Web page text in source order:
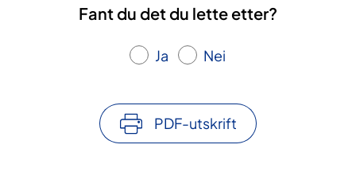
Fant du det du lette etter?
Ja Nei
PDF-utskrift